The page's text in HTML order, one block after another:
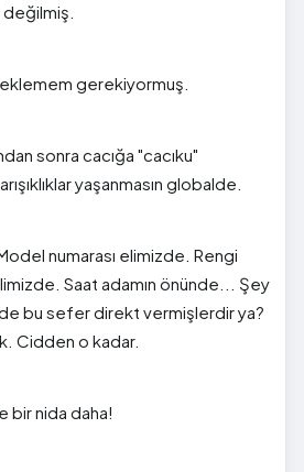
gerekiyormuş.
sonra cacığa "cacıku"
yaşanmasın globalde.
numarası elimizde. Rengi
Saat adamın önünde... Şey
bu sefer direkt vermişlerdir ya?
Cidden o kadar.
bir nida daha!